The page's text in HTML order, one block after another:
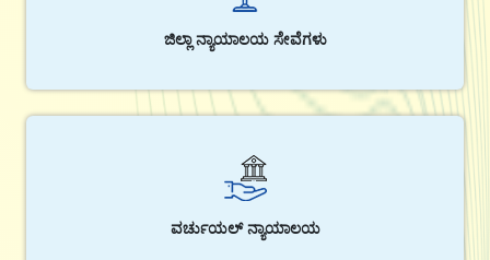
ಜಿಲ್ಲಾ ನ್ಯಾಯಾಲಯ ಸೇವೆಗಳು
ವರ್ಚುಯಲ್ ನ್ಯಾಯಾಲಯ